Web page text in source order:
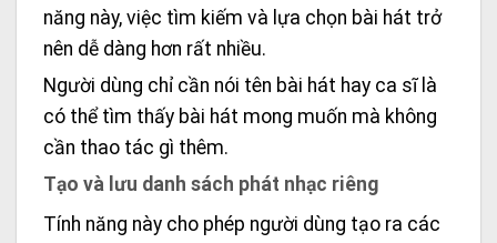
năng này, việc tìm kiếm và lựa chọn bài hát trở
nên dễ dàng hơn rất nhiều.
Người dùng chỉ cần nói tên bài hát hay ca sĩ là
có thể tìm thấy bài hát mong muốn mà không
cần thao tác gì thêm.
Tạo và lưu danh sách phát nhạc riêng
Tính năng này cho phép người dùng tạo ra các